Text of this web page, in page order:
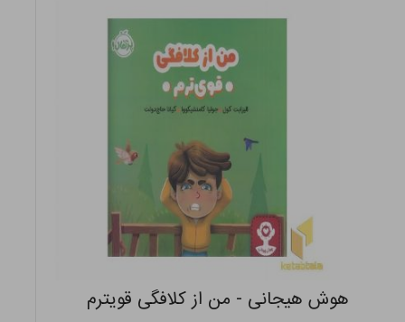
هوش هیجانی - من از کلافگی قویترم